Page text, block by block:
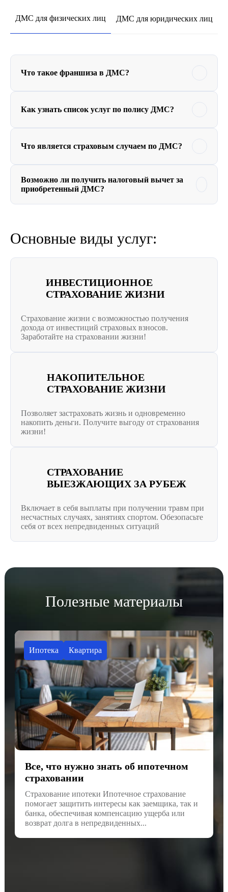
ДМС для физических лиц ДМС для юридических лиц
Что такое франшиза в ДМС?
Как узнать список услуг по полису ДМС?
Что является страховым случаем по ДМС?
Возможно ли получить налоговый вычет за
приобретенный ДМС?
Основные виды услуг:
ИНВЕСТИЦИОННОЕ
СТРАХОВАНИЕ ЖИЗНИ
Страхование жизни с возможностью получения
дохода от инвестиций страховых взносов.
Заработайте на страховании жизни!
НАКОПИТЕЛЬНОЕ
СТРАХОВАНИЕ ЖИЗНИ
Позволяет застраховать жизнь и одновременно
накопить деньги. Получите выгоду от страхования
жизни!
СТРАХОВАНИЕ
ВЫЕЗЖАЮЩИХ ЗА РУБЕЖ
Включает в себя выплаты при получении травм при
несчастных случаях, занятиях спортом. Обезопасьте
себя от всех непредвиденных ситуаций
Полезные материалы
Ипотека Квартира
Все, что нужно знать об ипотечном
страховании
Страхование ипотеки Ипотечное страхование
помогает защитить интересы как заемщика, так и
банка, обеспечивая компенсацию ущерба или
возврат долга в непредвиденных...